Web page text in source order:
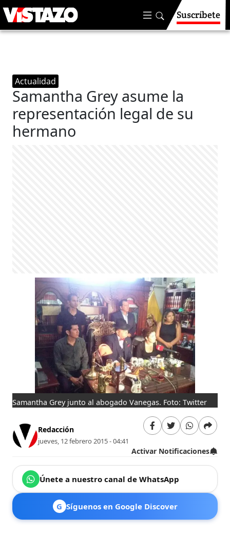
Suscríbete
Actualidad
Samantha Grey asume la
representación legal de su
hermano
Samantha Grey junto al abogado Vanegas. Foto: Twitter
Redacción
jueves, 12 febrero 2015 - 04:41
Activar Notificaciones
Únete a nuestro canal de WhatsApp
G Síguenos en Google Discover